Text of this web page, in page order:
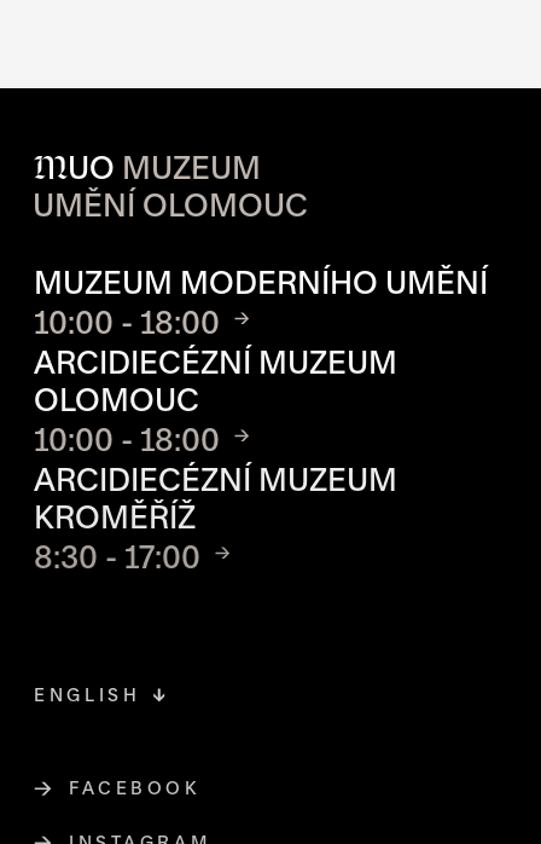
MUO MUZEUM
UMĚNÍ OLOMOUC
MUZEUM MODERNÍHO UMĚNÍ
10:00 - 18:00
ARCIDIECÉZNÍ MUZEUM
OLOMOUC
10:00 - 18:00
ARCIDIECÉZNÍ MUZEUM
KROMĚŘÍŽ
8:30 - 17:00
FACEBOOKODKAZ SE OTEVŘE NA NOVÉ
ENGLISH